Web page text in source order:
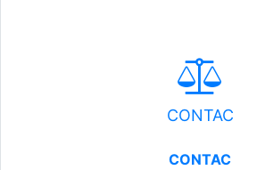
CONTAC
CONTAC